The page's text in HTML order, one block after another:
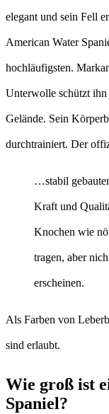
elegant und sein Fell
American Water
hochläufigsten.
Unterwolle schützt
Gelände. Sein
durchtrainiert. Der
…stabil
Kraft und
Knochen wie
tragen, aber
erscheinen.
Als Farben von
sind erlaubt.
Wie groß ist
Spaniel?